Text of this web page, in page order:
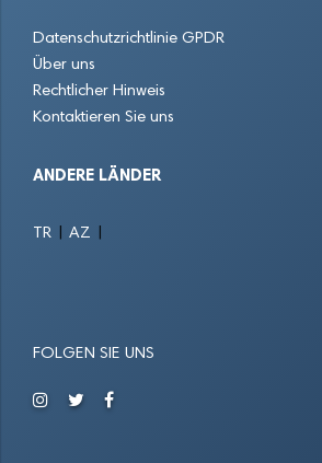
Eichenzell Eltville am Rhein
Erbach im Odenwald
Gallus
Datenschutzrichtlinie GPDR
Über uns
Rechtlicher Hinweis
Kontaktieren Sie uns
ANDERE LÄNDER
TR AZ
FOLGEN SIE UNS